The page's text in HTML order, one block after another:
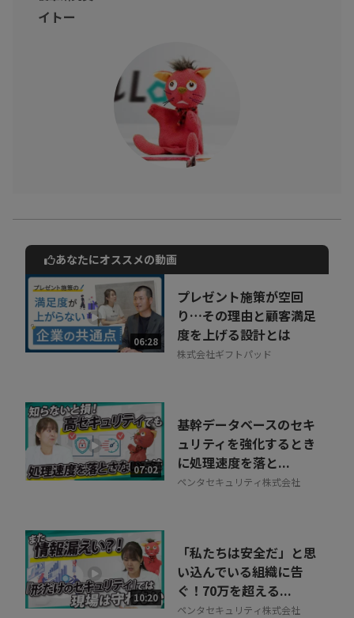
イトー
動画でご紹介しているサービスについて
お気軽にご相談・ご質問いただけます！
30秒でお申し込み可能
相談を希望する 無料
あなたにオススメの動画
06:28
プレゼント施策が空回
り…その理由と顧客満足
度を上げる設計とは
株式会社ギフトパッド
07:02
基幹データベースのセキ
ュリティを強化するとき
に処理速度を落と...
ペンタセキュリティ株式会社
10:20
「私たちは安全だ」と思
い込んでいる組織に告
ぐ！70万を超える...
ペンタセキュリティ株式会社